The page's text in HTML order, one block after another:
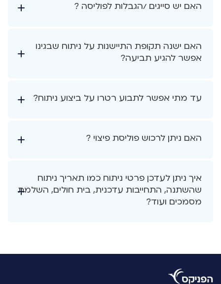
האם יש סייגים /הגבלות לפוליסה ?
האם ישנה תקופת התיישנות על ניתוח שבגינו
אפשר להגיע תביעה?
עד מתי אפשר לתבוע רטרו על ביצוע ניתוח?
האם ניתן לרכוש פוליסת פיצוי ?
איך ניתן לעדכן פרטי ניתוח כמו תאריך ניתוח
שהשתנה, התחייבות עדכנית, בית חולים, השלמת
מסמכים ועוד?